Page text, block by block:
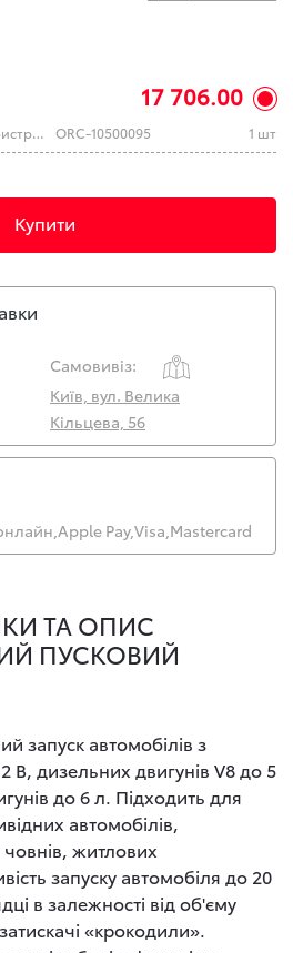
17 706.00
Акумуляторний пусковий пристрій ARB 10500095 ORC-10500095 1 шт
Купити
Самовивіз:
Київ, вул. Велика
Кільцева, 56
Apple Pay,Visa,Mastercard
ТА ОПИС
ПУСКОВИЙ
запуск автомобілів з
дизельних двигунів V8 до 5
до 6 л. Підходить для
автомобілів,
човнів, житлових
запуску автомобіля до 20
в залежності від об'єму
«крокодили».